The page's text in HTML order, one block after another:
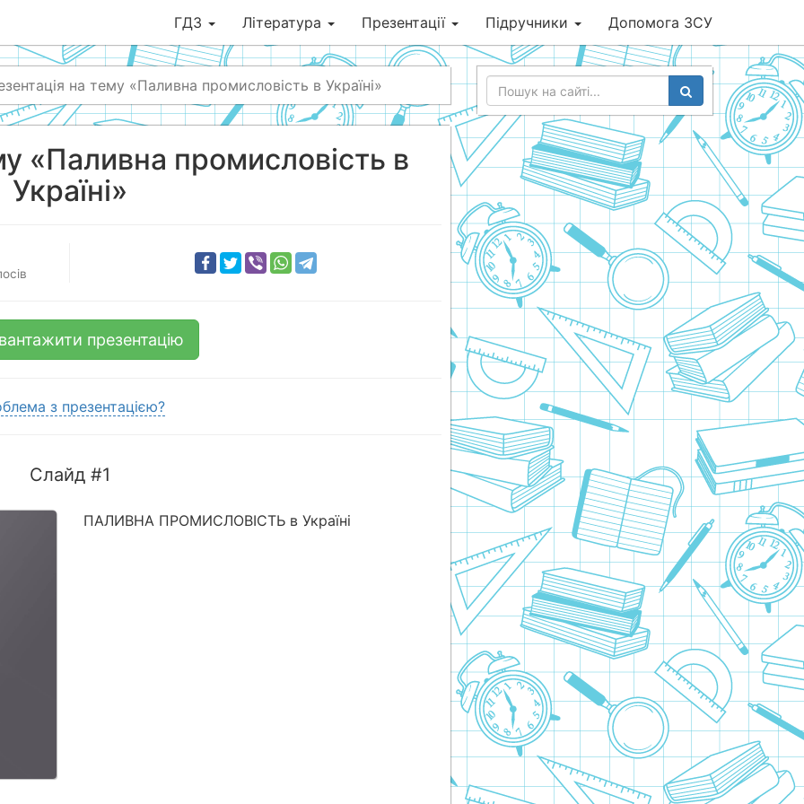
ГДЗ Література Презентації Підручники Допомога ЗСУ
на тему «Паливна промисловість в Україні»
«Паливна промисловість в
Україні»
презентацію
з презентацією?
Слайд #1
ПАЛИВНА ПРОМИСЛОВІСТЬ в Україні